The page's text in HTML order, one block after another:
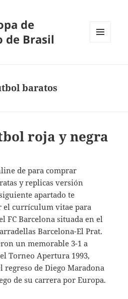
de
de Brasil
baratos
roja y negra
de para comprar
y replicas versión
apartado te
el currículum vitae para
FC Barcelona situada en el
Barcelona-El Prat.
un memorable 3-1 a
Torneo Apertura 1993,
de Diego Maradona
de su carrera por Europa.